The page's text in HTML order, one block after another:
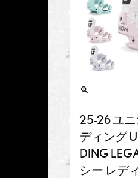
25-26 ユ
ディング
DING
シー レデ